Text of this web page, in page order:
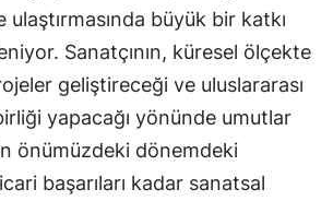
büyük bir katkı
Sanatçının, küresel ölçekte
geliştireceği ve uluslararası
yapacağı yönünde umutlar
önümüzdeki dönemdeki
başarıları kadar sanatsal